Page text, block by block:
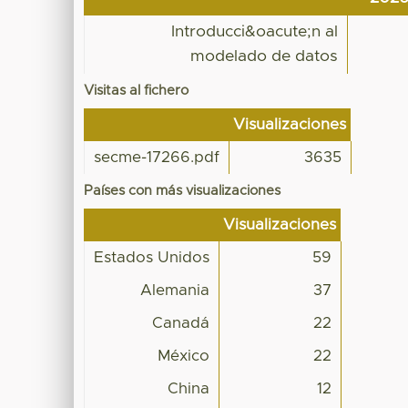
Introducci&oacute;n al
modelado de datos
Visitas al fichero
Visualizaciones
secme-17266.pdf 3635
Países con más visualizaciones
Visualizaciones
Estados Unidos 59
Alemania 37
Canadá 22
México 22
China 12